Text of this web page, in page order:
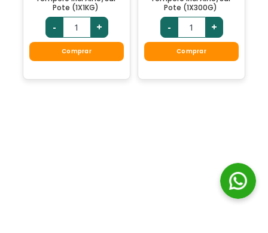
Pote (1X1KG)
- +
Comprar
Pote (1X300G)
- +
Comprar